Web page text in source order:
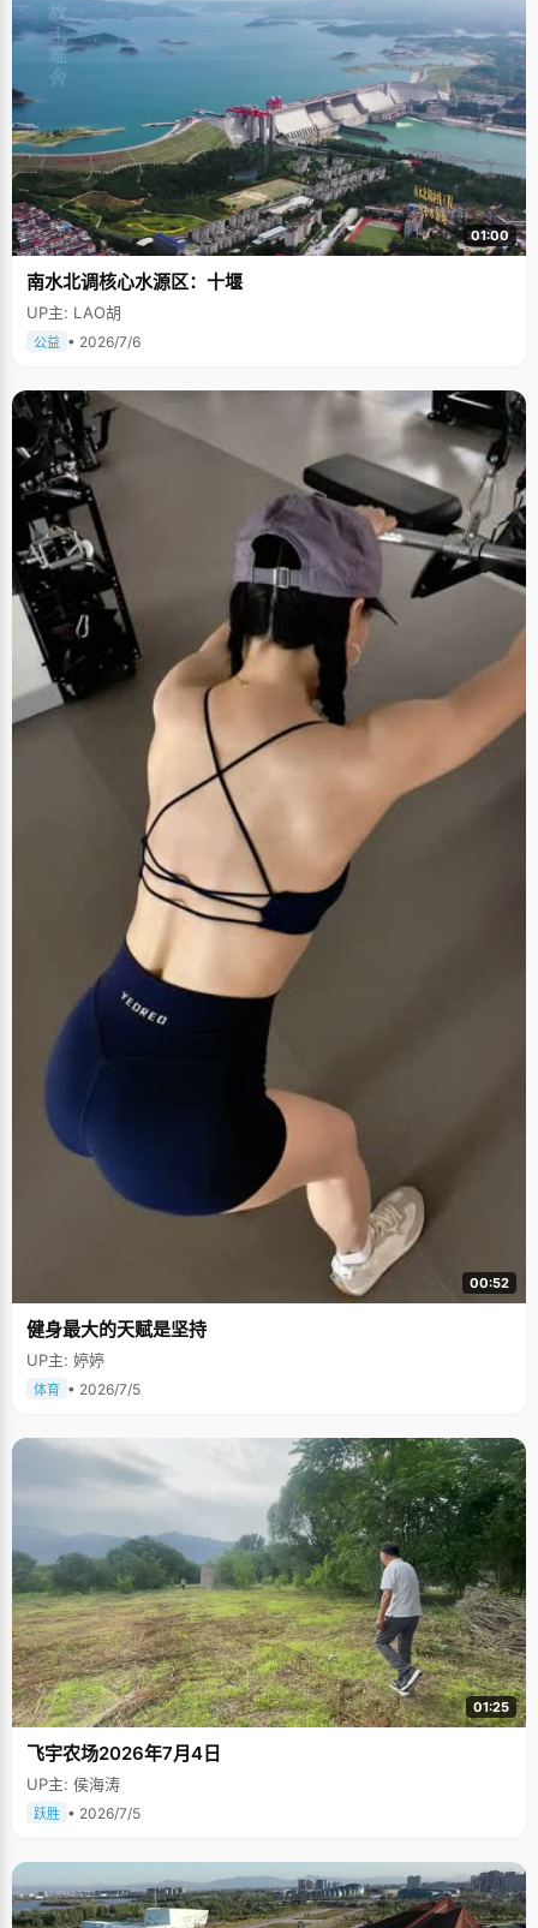
01:00
南水北调核心水源区：十堰
UP主: LAO胡
公益 • 2026/7/6
00:52
健身最大的天赋是坚持
UP主: 婷婷
体育 • 2026/7/5
01:25
飞宇农场2026年7月4日
UP主: 侯海涛
跃胜 • 2026/7/5